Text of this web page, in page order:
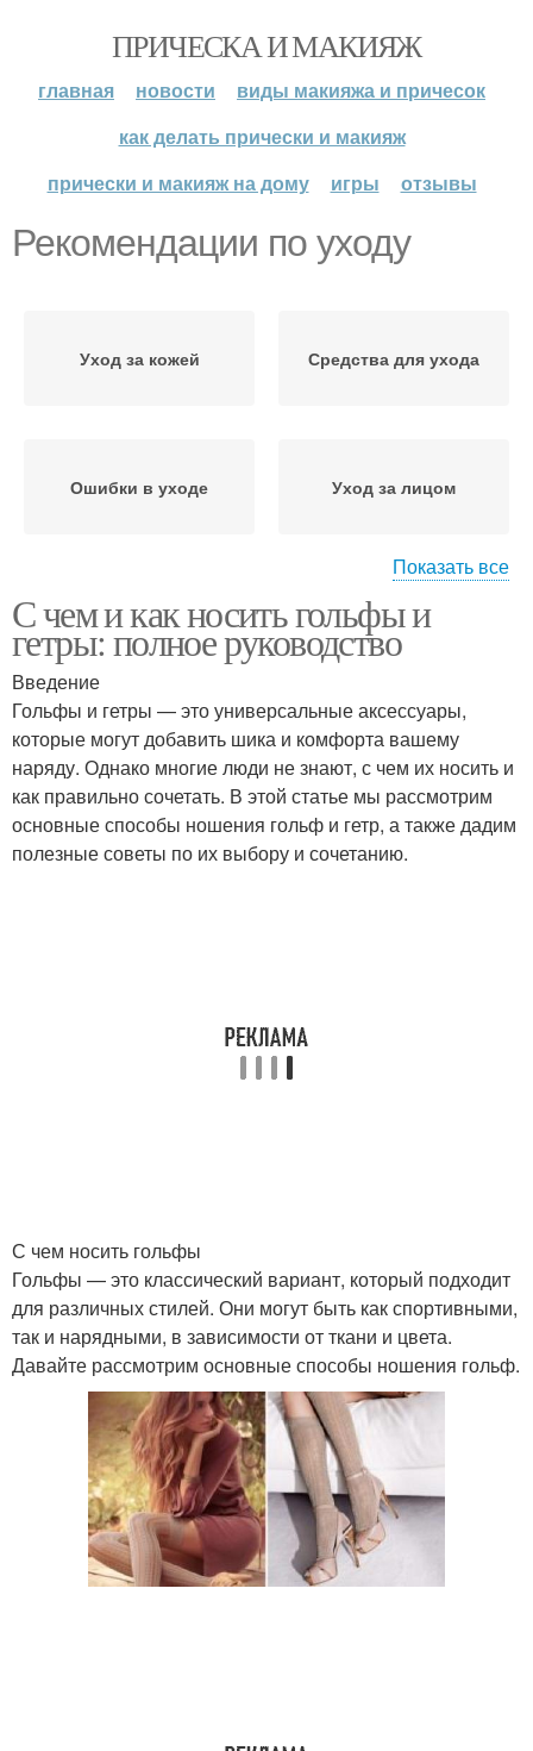
ПРИЧЕСКА И МАКИЯЖ
главная новости
виды макияжа и причесок
как делать прически и макияж
прически и макияж на дому
игры отзывы
Рекомендации по уходу
Уход за кожей Средства для ухода
Ошибки в уходе Уход за лицом
Особые рекомендации Эксперт в уходе
Состояние в уходе Процедуры по уходу
Советы по уходу
Действия при уходе Мероприятия при уходе
Салонный уход Домашний уход
Показать все
С чем и как носить гольфы и
гетры: полное руководство
Введение
Гольфы и гетры — это универсальные аксессуары,
которые могут добавить шика и комфорта вашему
наряду. Однако многие люди не знают, с чем их носить и
как правильно сочетать. В этой статье мы рассмотрим
основные способы ношения гольф и гетр, а также дадим
полезные советы по их выбору и сочетанию.
С чем носить гольфы
Гольфы — это классический вариант, который подходит
для различных стилей. Они могут быть как спортивными,
так и нарядными, в зависимости от ткани и цвета.
Давайте рассмотрим основные способы ношения гольф.